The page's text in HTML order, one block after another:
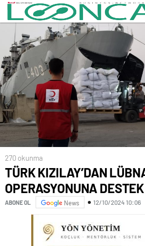
270 okunma
TÜRK KIZILAY’DAN
OPERASYONUNA DESTEK
ABONE OL News 12/10/2024 10:06